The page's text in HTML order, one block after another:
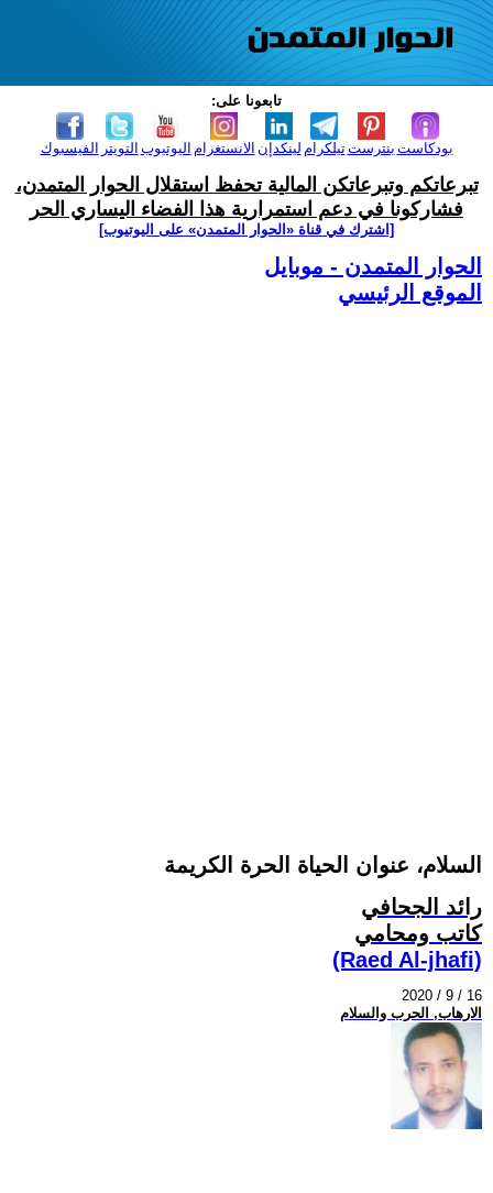
تابعونا على:
الفيسبوك التويتر اليوتيوب الانستغرام لينكدإن تيلكرامبنترست بودكاست
تبرعاتكم وتبرعاتكن المالية تحفظ استقلال الحوار المتمدن،
فشاركونا في دعم استمرارية هذا الفضاء اليساري الحر
[اشترك في قناة ‫«الحوار المتمدن» على اليوتيوب]
الحوار المتمدن - موبايل
الموقع الرئيسي
السلام، عنوان الحياة الحرة الكريمة
رائد الجحافي
كاتب ومحامي
(Raed Al-jhafi)
2020 / 9 / 16
الارهاب, الحرب والسلام